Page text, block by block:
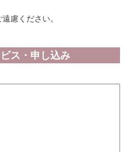
慮ください。
ス・申し込み